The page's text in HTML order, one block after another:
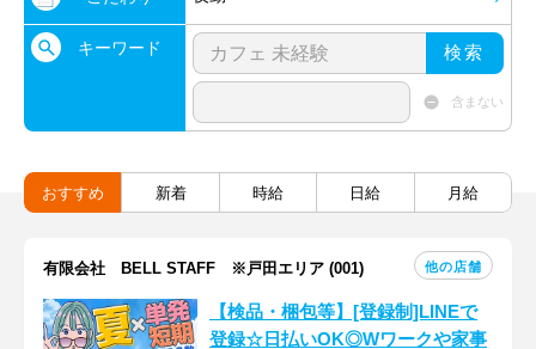
キーワード 検索
含まない
おすすめ 新着 時給 日給 月給
有限会社 BELL STAFF ※戸田エリア (001) 他の店舗
【検品・梱包等】[登録制]LINEで
登録☆日払いOK◎Wワークや家事